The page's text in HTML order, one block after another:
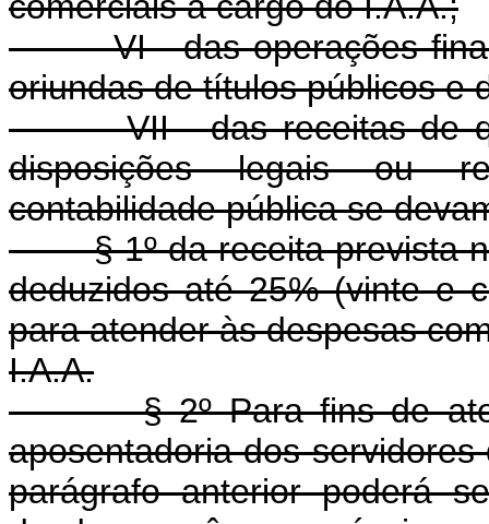
VI - das operações
oriundas de títulos públicos e
VII - das receitas de
disposições legais ou
contabilidade pública se
§ 1º da receita prevista
deduzidos até 25% (vinte e
para atender às despesas
I.A.A.
§ 2º Para fins de
aposentadoria dos
parágrafo anterior poderá